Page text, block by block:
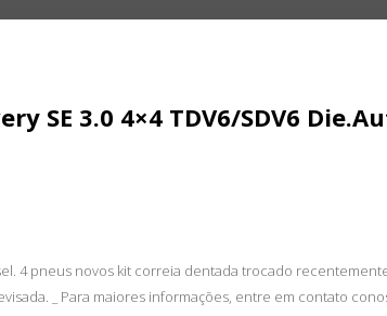
SE 3.0 4×4 TDV6/SDV6
4 pneus novos kit correia dentada trocado
_ Para maiores informações, entre em contato